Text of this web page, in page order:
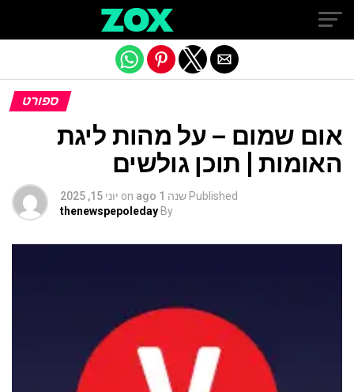
ספורט
אום שמום – על מהות ליגת
האומות | תוכן גולשים
Published שנה 1 ago on יוני 15, 2025
By
thenewspepoleday
Exit mobile version